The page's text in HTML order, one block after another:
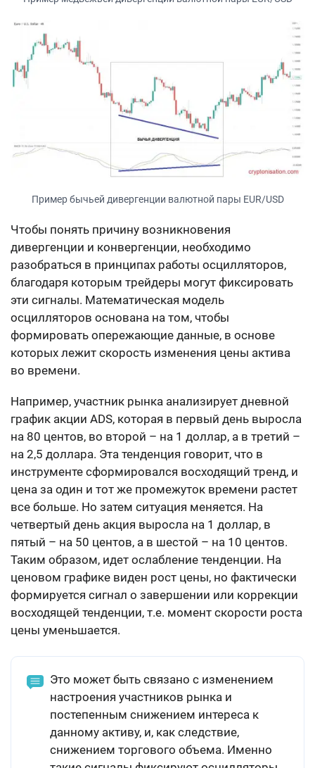
Пример бычьей дивергенции валютной пары EUR/USD
Чтобы понять причину возникновения
дивергенции и конвергенции, необходимо
разобраться в принципах работы осцилляторов,
благодаря которым трейдеры могут фиксировать
эти сигналы. Математическая модель
осцилляторов основана на том, чтобы
формировать опережающие данные, в основе
которых лежит скорость изменения цены актива
во времени.
Например, участник рынка анализирует дневной
график акции ADS, которая в первый день выросла
на 80 центов, во второй – на 1 доллар, а в третий –
на 2,5 доллара. Эта тенденция говорит, что в
инструменте сформировался восходящий тренд, и
цена за один и тот же промежуток времени растет
все больше. Но затем ситуация меняется. На
четвертый день акция выросла на 1 доллар, в
пятый – на 50 центов, а в шестой – на 10 центов.
Таким образом, идет ослабление тенденции. На
ценовом графике виден рост цены, но фактически
формируется сигнал о завершении или коррекции
восходящей тенденции, т.е. момент скорости роста
цены уменьшается.
Это может быть связано с изменением
настроения участников рынка и
постепенным снижением интереса к
данному активу, и, как следствие,
снижением торгового объема. Именно